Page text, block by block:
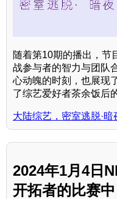
随着第10期的播出，节
战参与者的智力与团队
心动魄的时刻，也展现
了综艺爱好者茶余饭后
大陆综艺，密室逃脱·
2024年1月4日
开拓者的比赛